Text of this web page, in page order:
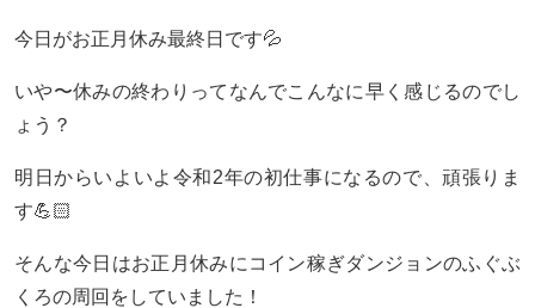
今日がお正月休み最終日です💦
いや〜休みの終わりってなんでこんなに早く感じるのでし
ょう？
明日からいよいよ令和2年の初仕事になるので、頑張りま
す💪🏻
そんな今日はお正月休みにコイン稼ぎダンジョンのふぐぶ
くろの周回をしていました！